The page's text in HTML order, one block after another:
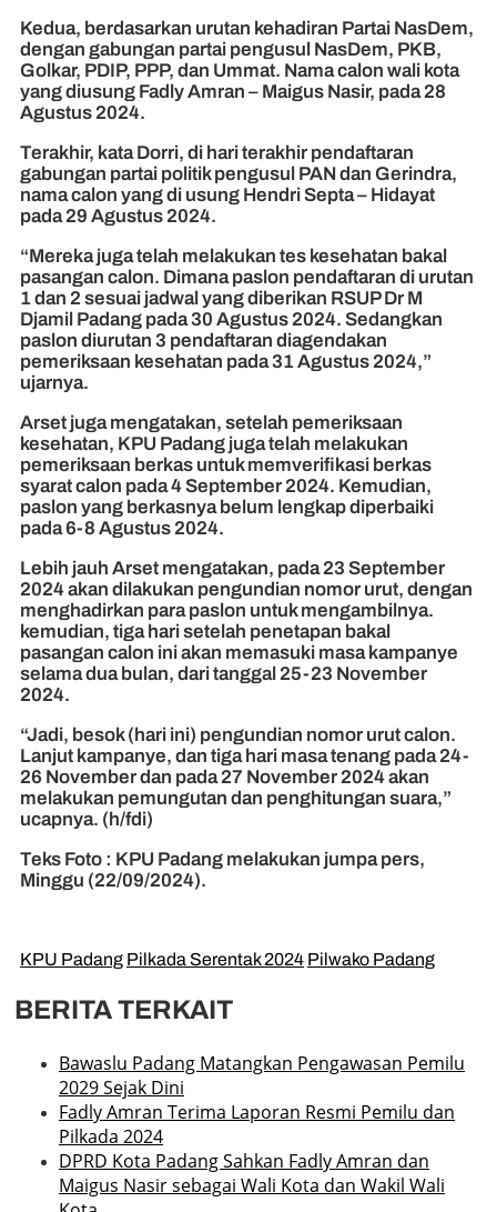
Kedua, berdasarkan urutan kehadiran Partai NasDem,
dengan gabungan partai pengusul NasDem, PKB,
Golkar, PDIP, PPP, dan Ummat. Nama calon wali kota
yang diusung Fadly Amran – Maigus Nasir, pada 28
Agustus 2024.
Terakhir, kata Dorri, di hari terakhir pendaftaran
gabungan partai politik pengusul PAN dan Gerindra,
nama calon yang di usung Hendri Septa – Hidayat
pada 29 Agustus 2024.
“Mereka juga telah melakukan tes kesehatan bakal
pasangan calon. Dimana paslon pendaftaran di urutan
1 dan 2 sesuai jadwal yang diberikan RSUP Dr M
Djamil Padang pada 30 Agustus 2024. Sedangkan
paslon diurutan 3 pendaftaran diagendakan
pemeriksaan kesehatan pada 31 Agustus 2024,”
ujarnya.
Arset juga mengatakan, setelah pemeriksaan
kesehatan, KPU Padang juga telah melakukan
pemeriksaan berkas untuk memverifikasi berkas
syarat calon pada 4 September 2024. Kemudian,
paslon yang berkasnya belum lengkap diperbaiki
pada 6-8 Agustus 2024.
Lebih jauh Arset mengatakan, pada 23 September
2024 akan dilakukan pengundian nomor urut, dengan
menghadirkan para paslon untuk mengambilnya.
kemudian, tiga hari setelah penetapan bakal
pasangan calon ini akan memasuki masa kampanye
selama dua bulan, dari tanggal 25-23 November
2024.
“Jadi, besok (hari ini) pengundian nomor urut calon.
Lanjut kampanye, dan tiga hari masa tenang pada 24-
26 November dan pada 27 November 2024 akan
melakukan pemungutan dan penghitungan suara,”
ucapnya. (h/fdi)
Teks Foto : KPU Padang melakukan jumpa pers,
Minggu (22/09/2024).
KPU Padang Pilkada Serentak 2024 Pilwako Padang
BERITA TERKAIT
Bawaslu Padang Matangkan Pengawasan Pemilu
2029 Sejak Dini
Fadly Amran Terima Laporan Resmi Pemilu dan
Pilkada 2024
DPRD Kota Padang Sahkan Fadly Amran dan
Maigus Nasir sebagai Wali Kota dan Wakil Wali